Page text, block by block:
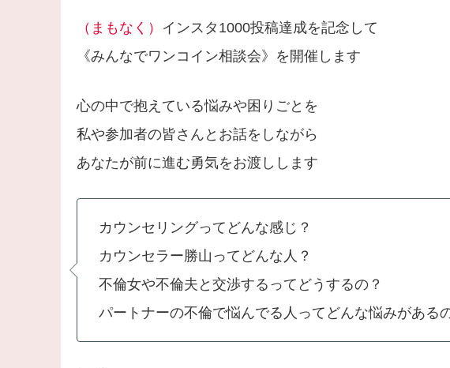
（まもなく）
インスタ1000投稿達成を記念して
《みんなでワンコイン相談会》を開催します
心の中で抱えている悩みや困りごとを
私や参加者の皆さんとお話をしながら
あなたが前に進む勇気をお渡しします
カウンセリングってどんな感じ？
カウンセラー勝山ってどんな人？
不倫女や不倫夫と交渉するってどうするの？
パートナーの不倫で悩んでる人ってどんな悩みがある